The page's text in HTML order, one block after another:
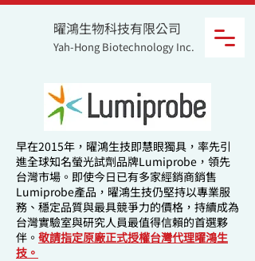
曜鴻生物科技有限公司
Yah-Hong Biotechnology Inc.
早在2015年，曜鴻生技即慧眼獨具，率先引
進全球知名螢光試劑品牌Lumiprobe，領先
台灣市場。即使今日已有多家經銷商銷售
Lumiprobe產品，曜鴻生技仍堅持以專業服
務、穩定品質與最具競爭力的價格，持續成為
台灣實驗室與研究人員最值得信賴的首選夥
伴。 敬請指定原廠正式授權台灣代理曜鴻生
技 。